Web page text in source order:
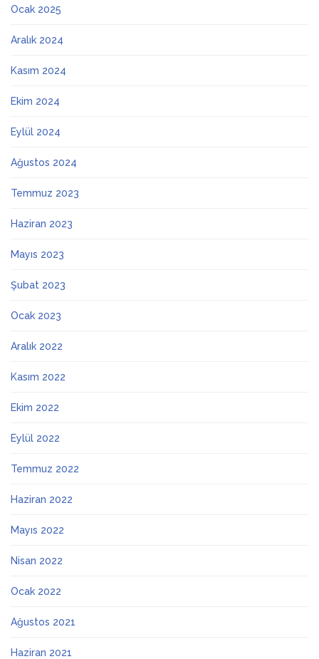
Ocak 2025
Aralık 2024
Kasım 2024
Ekim 2024
Eylül 2024
Ağustos 2024
Temmuz 2023
Haziran 2023
Mayıs 2023
Şubat 2023
Ocak 2023
Aralık 2022
Kasım 2022
Ekim 2022
Eylül 2022
Temmuz 2022
Haziran 2022
Mayıs 2022
Nisan 2022
Ocak 2022
Ağustos 2021
Haziran 2021